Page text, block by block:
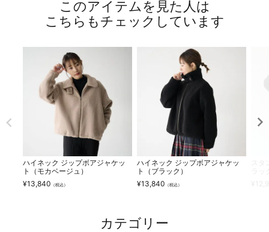
このアイテムを見た人は
こちらもチェックしています
ハイネック ジップボアジャケッ
ト（モカベージュ）
¥13,840 （税込）
ハイネック ジップボアジャケッ
ト（ブラック）
¥13,840 （税込）
カテゴリー